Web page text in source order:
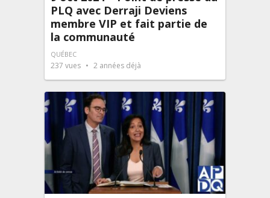
PLQ avec Derraji Deviens
membre VIP et fait partie de
la communauté
QUÉBEC
237 vues 2 années déjà